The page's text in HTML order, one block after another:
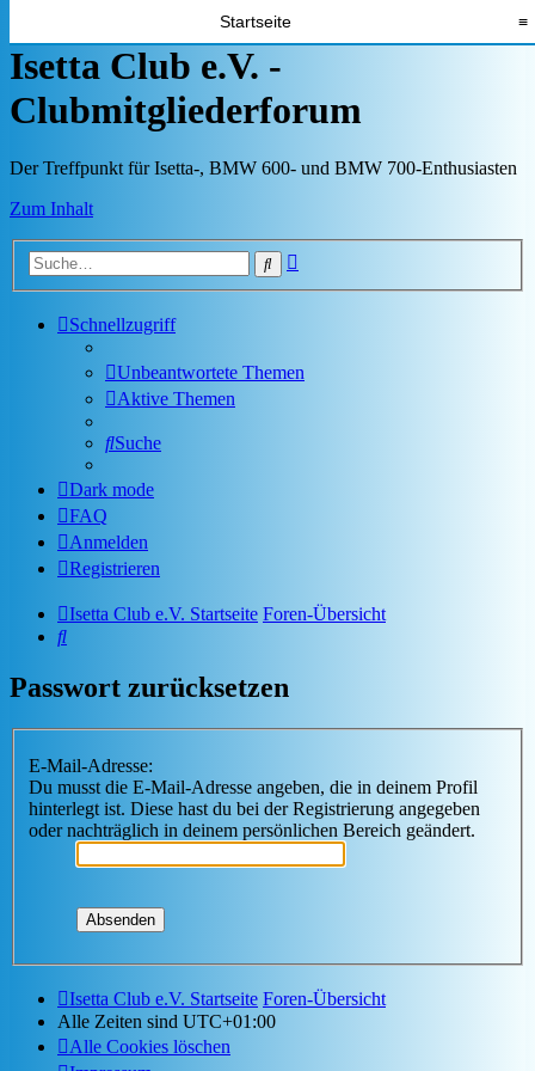
Startseite ≡
Isetta Club e.V. -
Clubmitgliederforum
Der Treffpunkt für Isetta-, BMW 600- und BMW 700-Enthusiasten
Zum Inhalt
Suche
Schnellzugriff
Unbeantwortete Themen
Aktive Themen
Suche
Dark mode
FAQ
Anmelden
Registrieren
Isetta Club e.V. Startseite Foren-Übersicht
Suche
Passwort zurücksetzen
E-Mail-Adresse:
Du musst die E-Mail-Adresse angeben, die in deinem Profil
hinterlegt ist. Diese hast du bei der Registrierung angegeben
oder nachträglich in deinem persönlichen Bereich geändert.
Isetta Club e.V. Startseite Foren-Übersicht
Alle Zeiten sind UTC+01:00
Alle Cookies löschen